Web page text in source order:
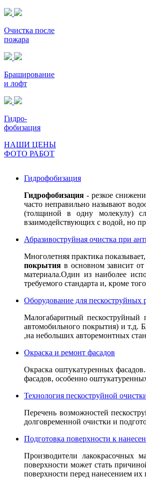
Очистка после
пожара
Браширование
и лофт
Гидро-
фобизация
НАШИ ЦЕНЫ
ФОТО РАБОТ
Гидрофобизация
Гидрофобизация - резкое
часто неправильно называют
(толщиной в одну молекулу)
взаимодействующих с водой, но
Абразивоструйная очистка при
Многолетняя практика
покрытия в основном зависит
материала.Один из наиболее
требуемого стандарта и, кроме
Оборудование для пескоструйных
Малогабаритный пескоструйный
автомобильного покрытия) и т.д.
,на небольших авторемонтных
Окраска и ремонт фасадов
Окраска оштукатуренных
фасадов, особенно
Технология пескоструйной
Перечень возможностей
долговременной очистки и
Подготовка поверхности к
Производители лакокрасочных
поверхности может стать
поверхности перед нанесением их